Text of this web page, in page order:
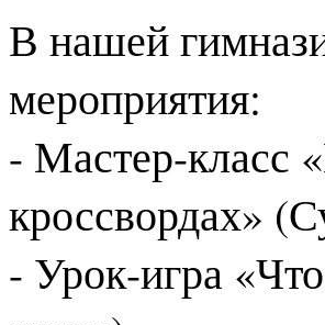
В нашей
мероприятия:
- Мастер-класс
кроссвордах»
- Урок-игра